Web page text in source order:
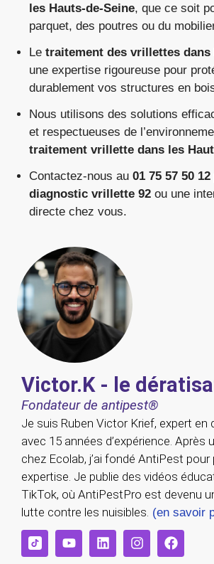
les Hauts-de-Seine, que ce soit
parquet, des poutres ou du
Le traitement des vrillettes dans
une expertise rigoureuse pour
durablement vos structures en
Nous utilisons des solutions
et respectueuses de
traitement vrillette dans les
Contactez-nous au 01 75 57 50 12
diagnostic vrillette 92 ou une
directe chez vous.
Victor.K - le
Fondateur de antipest®
Je suis Ruben Victor Krief, expert en
avec 15 années d’expérience. Après
chez Ecolab, j’ai fondé AntiPest
expertise. Je publie des vidéos
TikTok, où AntiPestPro est devenu
lutte contre les nuisibles. (en savoir